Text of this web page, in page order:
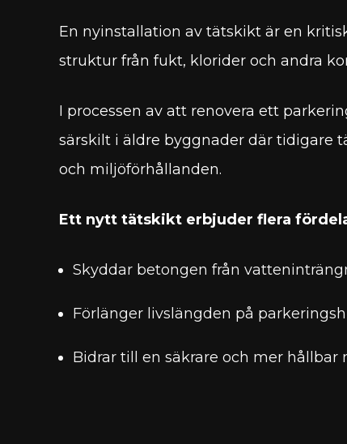
En nyinstallation av tätskikt är en
struktur från fukt, klorider och andra
I processen av att renovera ett
särskilt i äldre byggnader där tidigare
och miljöförhållanden.
Ett nytt tätskikt erbjuder flera
Skyddar betongen från
Förlänger livslängden på
Bidrar till en säkrare och mer hållbar